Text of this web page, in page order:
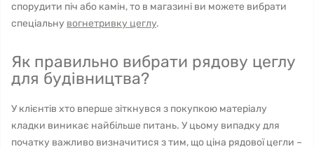
спорудити піч або камін, то в магазині ви можете вибрати
спеціальну вогнетривку цеглу.
Як правильно вибрати рядову цеглу
для будівництва?
У клієнтів хто вперше зіткнувся з покупкою матеріалу
кладки виникає найбільше питань. У цьому випадку для
початку важливо визначитися з тим, що ціна рядової цегли –